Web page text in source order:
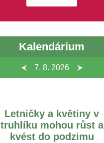
Kalendárium
7. 8. 2026
Letničky a květiny v
truhlíku mohou růst a
kvést do podzimu